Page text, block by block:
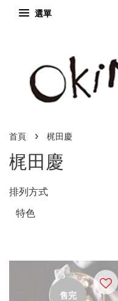
選單
首頁 › 梶田慶
梶田慶
排列方式
售完